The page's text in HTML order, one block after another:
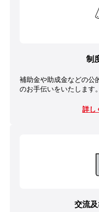
制
補助金や助成金などの公
のお手伝いをいたします。
詳し
交流